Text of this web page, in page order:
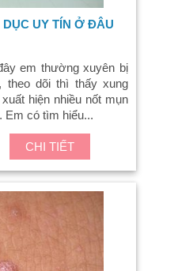
UY TÍN Ở ĐÂU
em thường xuyên bị
theo dõi thì thấy xung
hiện nhiều nốt mụn
Em có tìm hiểu...
CHI TIẾT